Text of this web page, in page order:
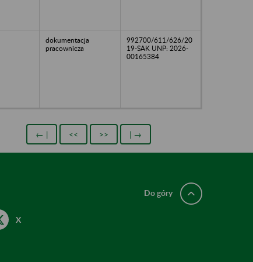
dokumentacja
pracownicza
992700/611/626/20
19-SAK UNP: 2026-
00165384
← | << >> | →
X
Do góry